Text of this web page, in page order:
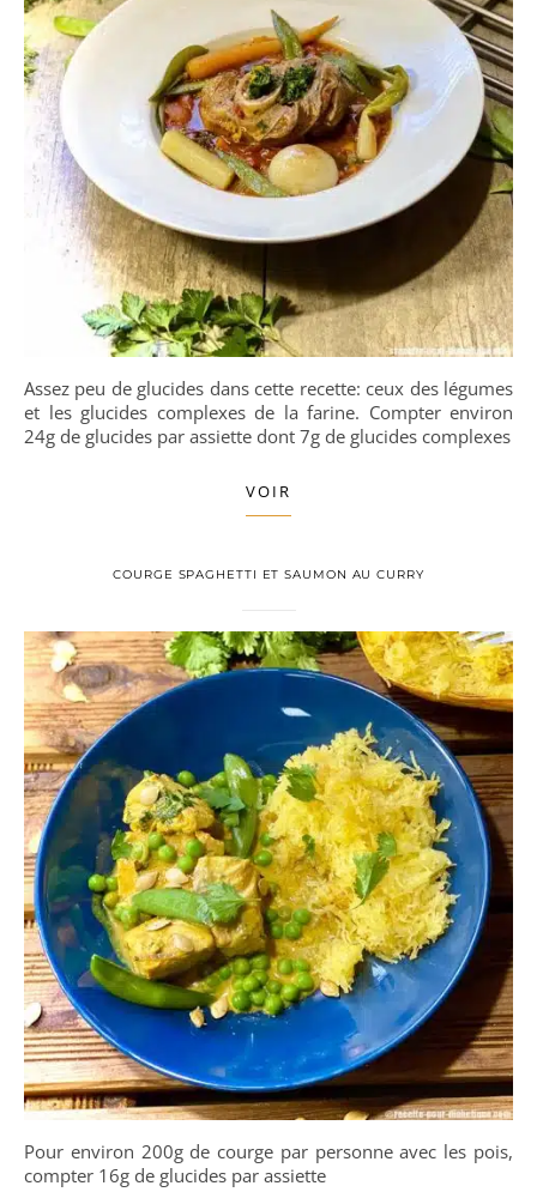
Assez peu de glucides dans cette recette: ceux des légumes
et les glucides complexes de la farine. Compter environ
24g de glucides par assiette dont 7g de glucides complexes
VOIR
COURGE SPAGHETTI ET SAUMON AU CURRY
Pour environ 200g de courge par personne avec les pois,
compter 16g de glucides par assiette